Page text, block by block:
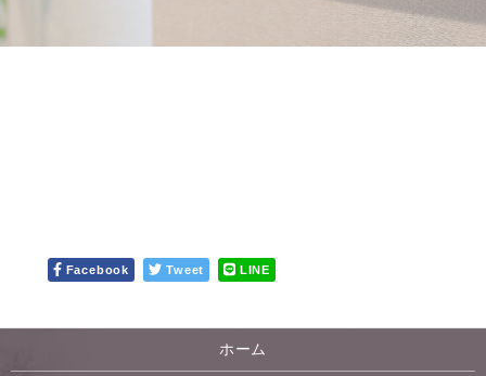
Facebook Tweet LINE
ホーム